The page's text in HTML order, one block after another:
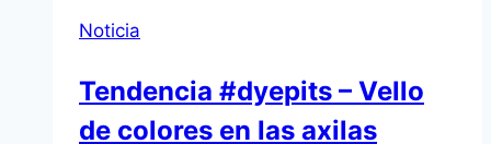
Noticia
Tendencia #dyepits – Vello
de colores en las axilas